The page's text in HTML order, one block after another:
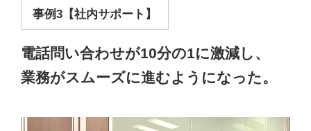
事例3【社内サポート】
電話問い合わせが10分の1に激減し、
業務がスムーズに進むようになった。